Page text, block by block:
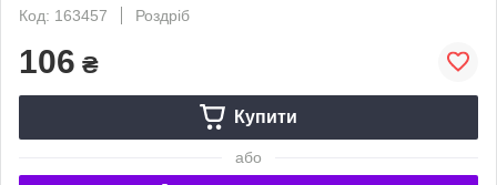
Код: 163457
Роздріб
106 ₴
Купити
або